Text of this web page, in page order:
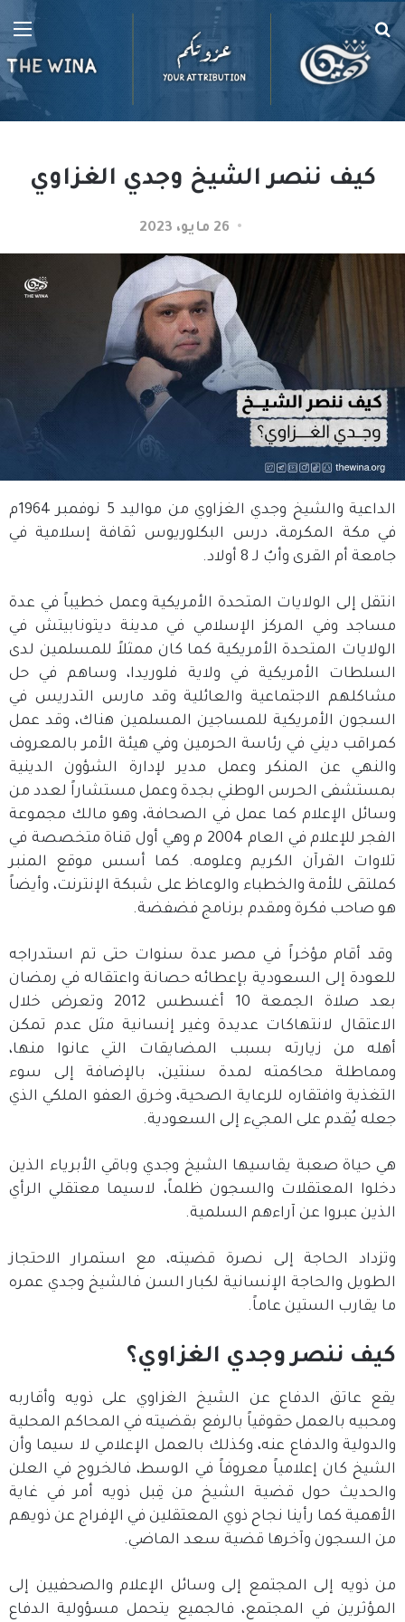
بحث
عن
كيف ننصر الشيخ وجدي الغزاوي
26 مايو، 2023
الداعية والشيخ وجدي الغزاوي من مواليد 5 نوفمبر 1964م
في مكة المكرمة، درس البكلوريوس ثقافة إسلامية في
جامعة أم القرى وأبٌ لـ 8 أولاد.
انتقل إلى الولايات المتحدة الأمريكية وعمل خطيباً في عدة
مساجد وفي المركز الإسلامي في مدينة ديتونابيتش في
الولايات المتحدة الأمريكية كما كان ممثلاً للمسلمين لدى
السلطات الأمريكية في ولاية فلوريدا، وساهم في حل
مشاكلهم الاجتماعية والعائلية وقد مارس التدريس في
السجون الأمريكية للمساجين المسلمين هناك، وقد عمل
كمراقب ديني في رئاسة الحرمين وفي هيئة الأمر بالمعروف
والنهي عن المنكر وعمل مدير لإدارة الشؤون الدينية
بمستشفى الحرس الوطني بجدة وعمل مستشاراً لعدد من
وسائل الإعلام كما عمل في الصحافة، وهو مالك مجموعة
الفجر للإعلام في العام 2004 م وهي أول قناة متخصصة في
تلاوات القرآن الكريم وعلومه. كما أسس موقع المنبر
كملتقى للأمة والخطباء والوعاظ على شبكة الإنترنت، وأيضاً
هو صاحب فكرة ومقدم برنامج فضفضة.
وقد أقام مؤخراً في مصر عدة سنوات حتى تم استدراجه
للعودة إلى السعودية بإعطائه حصانة واعتقاله في رمضان
بعد صلاة الجمعة 10 أغسطس 2012 وتعرض خلال
الاعتقال لانتهاكات عديدة وغير إنسانية مثل عدم تمكن
أهله من زيارته بسبب المضايقات التي عانوا منها،
ومماطلة محاكمته لمدة سنتين، بالإضافة إلى سوء
التغذية وافتقاره للرعاية الصحية، وخرق العفو الملكي الذي
جعله يُقدم على المجيء إلى السعودية.
هي حياة صعبة يقاسيها الشيخ وجدي وباقي الأبرياء الذين
دخلوا المعتقلات والسجون ظلماً، لاسيما معتقلي الرأي
الذين عبروا عن آراءهم السلمية.
وتزداد الحاجة إلى نصرة قضيته، مع استمرار الاحتجاز
الطويل والحاجة الإنسانية لكبار السن فالشيخ وجدي عمره
ما يقارب الستين عاماً.
كيف ننصر وجدي الغزاوي؟
يقع عاتق الدفاع عن الشيخ الغزاوي على ذويه وأقاربه
ومحبيه بالعمل حقوقياً بالرفع بقضيته في المحاكم المحلية
والدولية والدفاع عنه، وكذلك بالعمل الإعلامي لا سيما وأن
الشيخ كان إعلامياً معروفاً في الوسط، فالخروج في العلن
والحديث حول قضية الشيخ من قِبل ذويه أمر في غاية
الأهمية كما رأينا نجاح ذوي المعتقلين في الإفراج عن ذويهم
من السجون وآخرها قضية سعد الماضي.
من ذويه إلى المجتمع إلى وسائل الإعلام والصحفيين إلى
المؤثرين في المجتمع، فالجميع يتحمل مسؤولية الدفاع